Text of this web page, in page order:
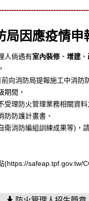
局因應疫情申
人倘遇有室內裝修、 增建 、
向消防局提報施工中消防
期間，
受理防火管理業務相關資
防防護計畫書、
衛消防編組訓練成果等)，
(https://safeap.tpf.gov.tw/